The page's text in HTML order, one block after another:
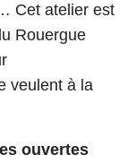
Cet atelier est
Rouergue
veulent à la
ouvertes